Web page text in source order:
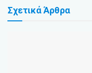
ΣχετικάΆρθρα